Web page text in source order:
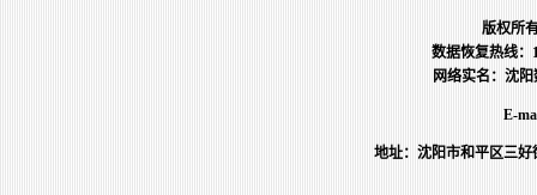
版权所
数据恢复热线：
网络实名：沈
E-
地址：沈阳市和平区三